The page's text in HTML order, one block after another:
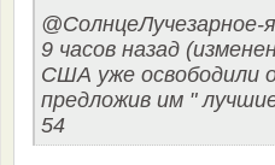
@СолнцеЛучезарное-
9 часов назад
США уже освободили
предложив им "
54